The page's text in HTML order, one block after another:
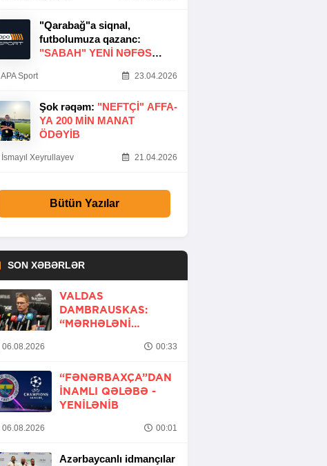
"Qarabağ"a siqnal,
futbolumuza qazanc:
"SABAH" YENI NƏFƏS
APA Sport 23.04.2026
Şok rəqəm: "NEFTÇI" AFFA-
YA 200 MIN MANAT
ÖDƏYIB
İsmayıl Xeyrullayev 21.04.2026
Bütün Yazılar
SON XƏBƏRLƏR
VALDAS
DAMBRAUSKAS:
“MƏRHƏLƏNI
06.08.2026 00:33
“FƏNƏRBAXÇA”DAN
INAMLI QƏLƏBƏ -
YENİLƏNİB
06.08.2026 00:01
Azərbaycanlı idmançılar